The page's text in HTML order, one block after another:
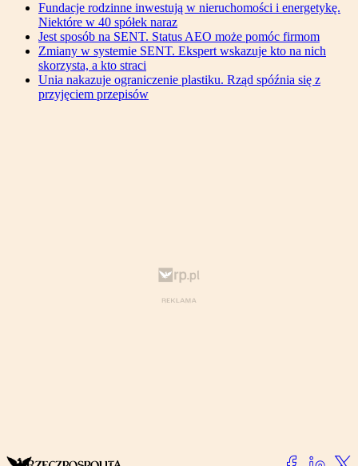
Fundacje rodzinne inwestują w nieruchomości i energetykę.
Niektóre w 40 spółek naraz
Jest sposób na SENT. Status AEO może pomóc firmom
Zmiany w systemie SENT. Ekspert wskazuje kto na nich
skorzysta, a kto straci
Unia nakazuje ograniczenie plastiku. Rząd spóźnia się z
przyjęciem przepisów